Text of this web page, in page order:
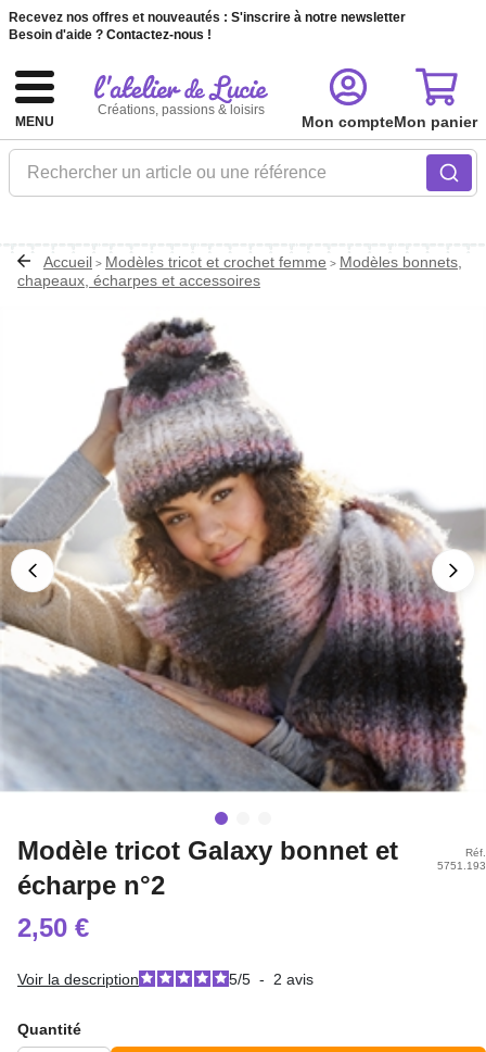
Recevez nos offres et nouveautés : S'inscrire à notre newsletter
Besoin d'aide ? Contactez-nous !
MENU
Créations, passions & loisirs
Rechercher un article ou une référence
Mon compteMon panier
Accueil > Modèles tricot et crochet femme > Modèles bonnets,
chapeaux, écharpes et accessoires
Modèle tricot Galaxy bonnet et
écharpe n°2
Réf.
5751.193
2,50 €
Voir la description 5/5 - 2 avis
Quantité